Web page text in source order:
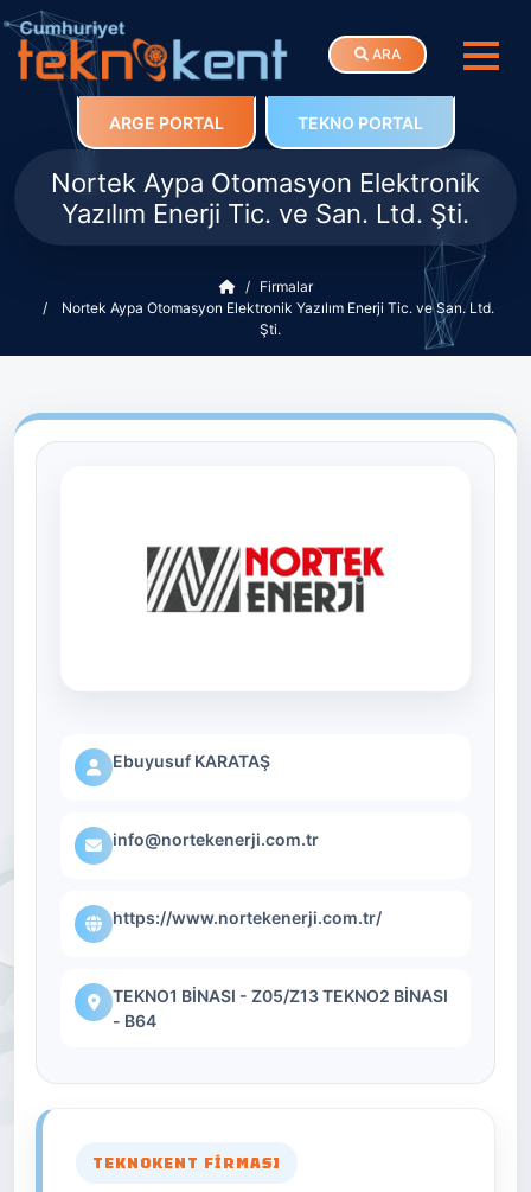
ARA
ARGE PORTAL TEKNO PORTAL
Nortek Aypa Otomasyon Elektronik
Yazılım Enerji Tic. ve San. Ltd. Şti.
Firmalar
Nortek Aypa Otomasyon Elektronik Yazılım Enerji Tic. ve San. Ltd.
Şti.
Ebuyusuf KARATAŞ
info@nortekenerji.com.tr
https://www.nortekenerji.com.tr/
TEKNO1 BİNASI - Z05/Z13 TEKNO2 BİNASI
- B64
TEKNOKENT FIRMASI